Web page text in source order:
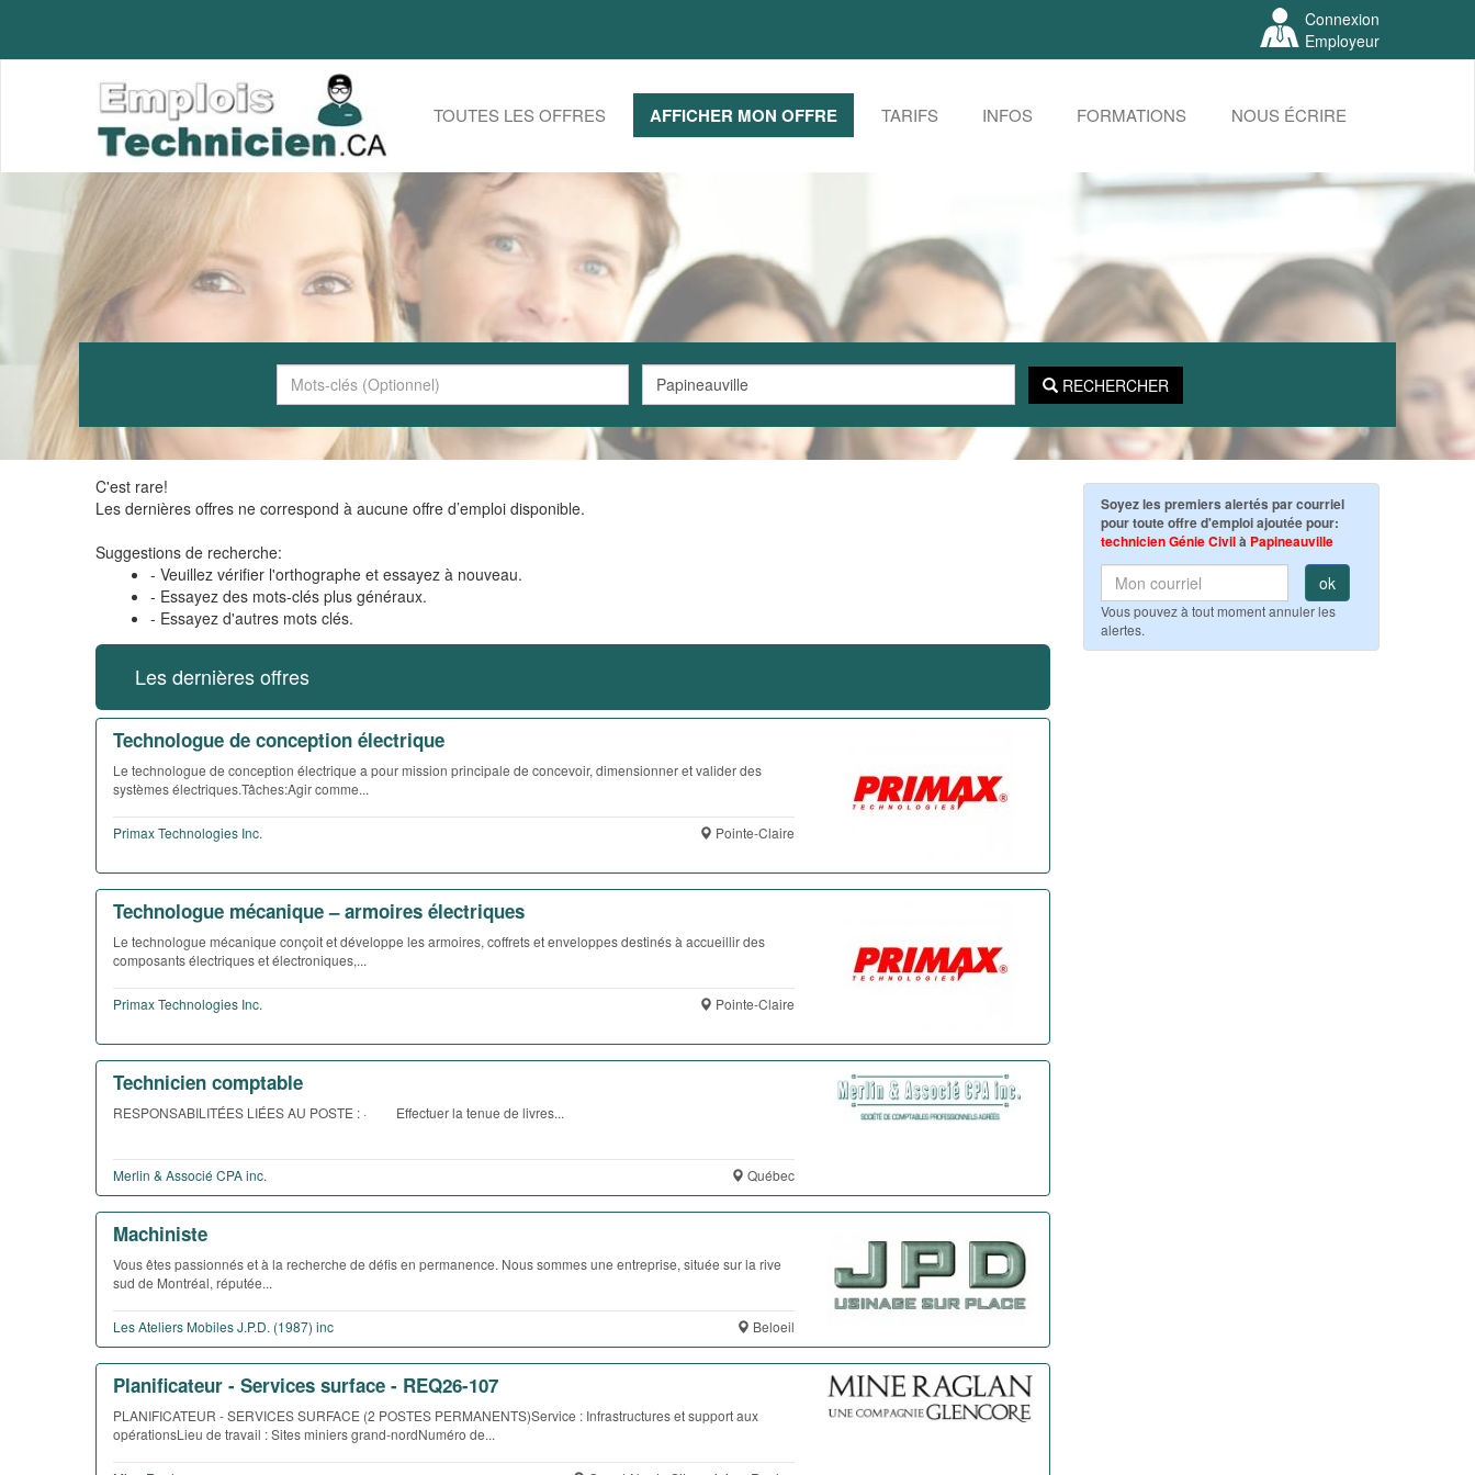
Connexion
Employeur
TOUTES LES OFFRES AFFICHER MON OFFRE TARIFS INFOS FORMATIONS NOUS ÉCRIRE
RECHERCHER
C'est rare!
Les dernières offres ne correspond à aucune offre d’emploi disponible.
Suggestions de recherche:
- Veuillez vérifier l'orthographe et essayez à nouveau.
- Essayez des mots-clés plus généraux.
- Essayez d'autres mots clés.
Les dernières offres
Technologue de conception électrique
Le technologue de conception électrique a pour mission principale de concevoir, dimensionner et valider des
systèmes électriques.Tâches:Agir comme...
Primax Technologies Inc. Pointe-Claire
Technologue mécanique – armoires électriques
Le technologue mécanique conçoit et développe les armoires, coffrets et enveloppes destinés à accueillir des
composants électriques et électroniques,...
Primax Technologies Inc. Pointe-Claire
Technicien comptable
RESPONSABILITÉES LIÉES AU POSTE : · Effectuer la tenue de livres...
Merlin & Associé CPA inc. Québec
Machiniste
Vous êtes passionnés et à la recherche de défis en permanence. Nous sommes une entreprise, située sur la rive
sud de Montréal, réputée...
Les Ateliers Mobiles J.P.D. (1987) inc Beloeil
Planificateur - Services surface - REQ26-107
PLANIFICATEUR - SERVICES SURFACE (2 POSTES PERMANENTS)Service : Infrastructures et support aux
opérationsLieu de travail : Sites miniers grand-nordNuméro de...
Soyez les premiers alertés par courriel
pour toute offre d'emploi ajoutée pour:
technicien Génie Civilà Papineauville
ok
Vous pouvez à tout moment annuler les
alertes.